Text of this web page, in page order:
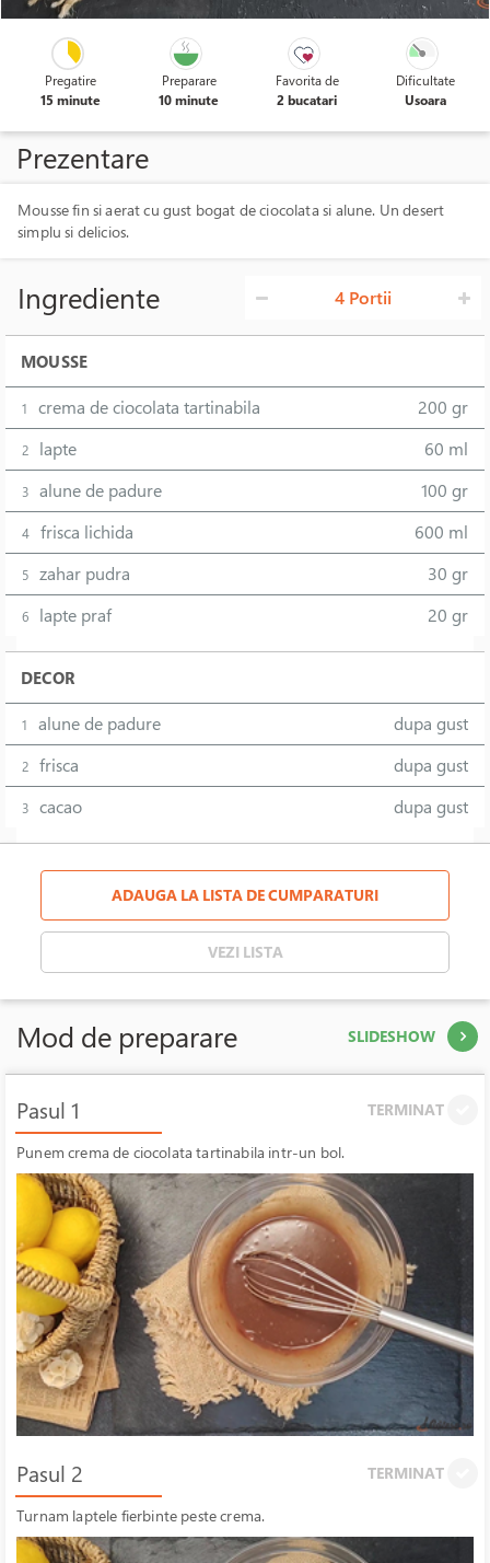
Pregatire
15 minute
Preparare
10 minute
Favorita de
2 bucatari
Dificultate
Usoara
Prezentare
Mousse fin si aerat cu gust bogat de ciocolata si alune. Un desert
simplu si delicios.
Ingrediente 4 Portii
MOUSSE
1 crema de ciocolata tartinabila 200 gr
2 lapte 60 ml
3 alune de padure 100 gr
4 frisca lichida 600 ml
5 zahar pudra 30 gr
6 lapte praf 20 gr
DECOR
1 alune de padure dupa gust
2 frisca dupa gust
3 cacao dupa gust
ADAUGA LA LISTA DE CUMPARATURI
VEZI LISTA
Mod de preparare SLIDESHOW
Pasul 1 TERMINAT
Punem crema de ciocolata tartinabila intr-un bol.
Pasul 2 TERMINAT
Turnam laptele fierbinte peste crema.